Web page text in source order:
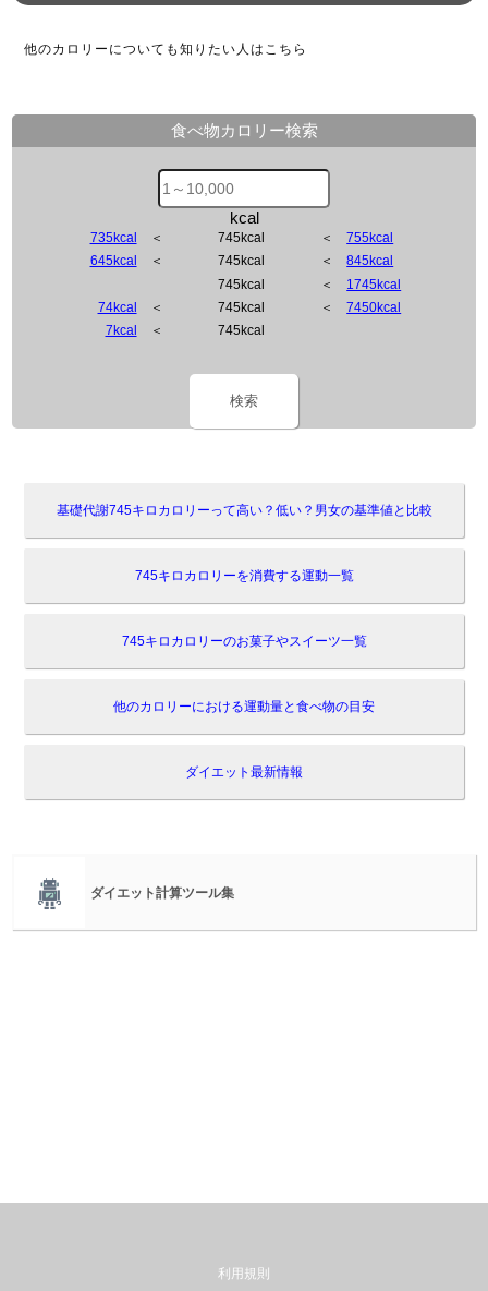
他のカロリーについても知りたい人はこちら
食べ物カロリー検索
kcal
735kcal ＜ 745kcal ＜755kcal
645kcal
＜ 745kcal ＜845kcal
745kcal
＜ 1745kcal
74kcal
＜ 745kcal ＜7450kcal
7kcal
＜ 745kcal
検索
基礎代謝745キロカロリーって高い？低い？男女の基準値と比較
745キロカロリーを消費する運動一覧
745キロカロリーのお菓子やスイーツ一覧
他のカロリーにおける運動量と食べ物の目安
ダイエット最新情報
ダイエット計算ツール集
利用規則